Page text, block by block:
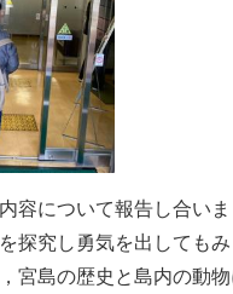
容について報告し合いま
探究し勇気を出しても
宮島の歴史と島内の動